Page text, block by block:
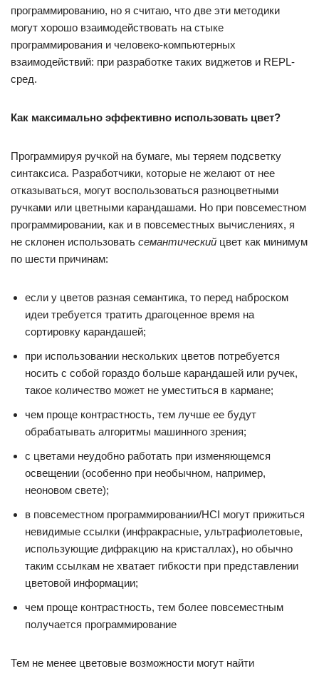
программированию, но я считаю, что две эти методики
могут хорошо взаимодействовать на стыке
программирования и человеко-компьютерных
взаимодействий: при разработке таких виджетов и REPL-
сред.
Как максимально эффективно использовать цвет?
Программируя ручкой на бумаге, мы теряем подсветку
синтаксиса. Разработчики, которые не желают от нее
отказываться, могут воспользоваться разноцветными
ручками или цветными карандашами. Но при повсеместном
программировании, как и в повсеместных вычислениях, я
не склонен использовать семантический цвет как минимум
по шести причинам:
если у цветов разная семантика, то перед наброском
идеи требуется тратить драгоценное время на
сортировку карандашей;
при использовании нескольких цветов потребуется
носить с собой гораздо больше карандашей или ручек,
такое количество может не уместиться в кармане;
чем проще контрастность, тем лучше ее будут
обрабатывать алгоритмы машинного зрения;
с цветами неудобно работать при изменяющемся
освещении (особенно при необычном, например,
неоновом свете);
в повсеместном программировании/HCI могут прижиться
невидимые ссылки (инфракрасные, ультрафиолетовые,
использующие дифракцию на кристаллах), но обычно
таким ссылкам не хватает гибкости при представлении
цветовой информации;
чем проще контрастность, тем более повсеместным
получается программирование
Тем не менее цветовые возможности могут найти